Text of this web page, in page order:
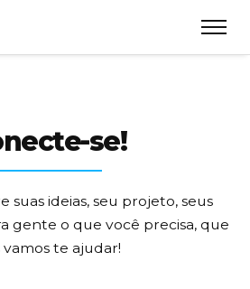
se!
suas ideias, seu projeto, seus
gente o que você precisa, que
vamos te ajudar!